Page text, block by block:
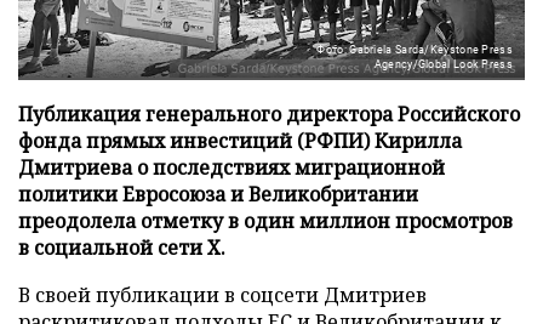
Фото: Gabriela Sarda/Keystone Press
Agency/Global Look Press
Публикация генерального директора Российского
фонда прямых инвестиций (РФПИ) Кирилла
Дмитриева о последствиях миграционной
политики Евросоюза и Великобритании
преодолела отметку в один миллион просмотров
в социальной сети X.
В своей публикации в соцсети Дмитриев